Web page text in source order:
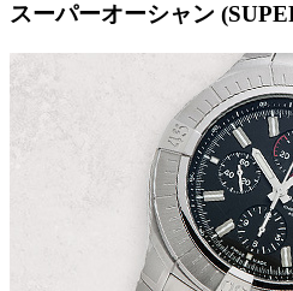
スーパーオーシャン